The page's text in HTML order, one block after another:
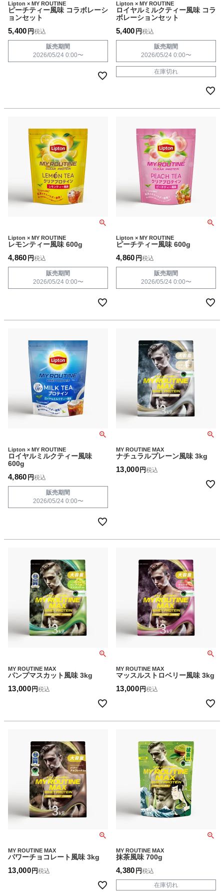
Lipton × MY ROUTINE
ピーチティー風味 コラボレーシ
ョンセット
5,400 税込
販売期間
2026/05/24 0:00〜
Lipton × MY ROUTINE
ロイヤルミルクティー風味 コラ
ボレーションセット
5,400 税込
販売期間
2026/05/24 0:00〜
在庫切れ
Lipton × MY ROUTINE
レモンティー風味 600g
4,860 税込
販売期間
2026/05/24 0:00〜
Lipton × MY ROUTINE
ピーチティー風味 600g
4,860 税込
販売期間
2026/05/24 0:00〜
Lipton × MY ROUTINE
ロイヤルミルクティー風味
600g
4,860 税込
販売期間
2026/05/24 0:00〜
MY ROUTINE MAX
ナチュラルプレーン風味 3kg
13,000 税込
MY ROUTINE MAX
パンプマスカット風味 3kg
13,000 税込
MY ROUTINE MAX
マッスルストロベリー風味 3kg
13,000 税込
MY ROUTINE MAX
パワーチョコレート風味 3kg
13,000 税込
MY ROUTINE MAX
抹茶風味 700g
4,380
税込
在庫切れ